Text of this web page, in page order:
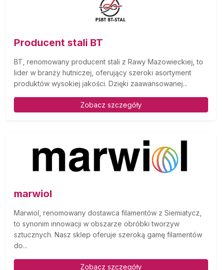
Producent stali BT
BT, renomowany producent stali z Rawy Mazowieckiej, to
lider w branży hutniczej, oferujący szeroki asortyment
produktów wysokiej jakości. Dzięki zaawansowanej...
Zobacz szczegóły
marwiol
Marwiol, renomowany dostawca filamentów z Siemiatycz,
to synonim innowacji w obszarze obróbki tworzyw
sztucznych. Nasz sklep oferuje szeroką gamę filamentów
do...
Zobacz szczegóły